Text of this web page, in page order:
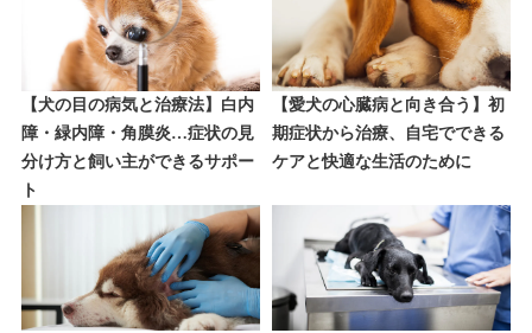
【犬の目の病気と治療法】白内
障・緑内障・角膜炎…症状の見
分け方と飼い主ができるサポー
ト
【愛犬の心臓病と向き合う】初
期症状から治療、自宅でできる
ケアと快適な生活のために